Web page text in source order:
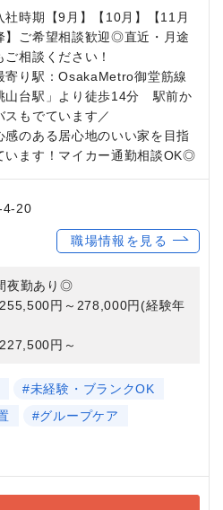
時期【9月】【10月】【11月
】ご希望相談歓迎◎直近・月途
ご相談ください！
寄り駅：OsakaMetro御堂筋線
山台駅」より徒歩14分 駅前か
スもでています／
感のある居心地のいい家を目指
います！マイカー通勤相談OK◎
4-20
職場情報を見る
夜勤あり◎
円～278,000円(経験年
円～
#未経験・ブランクOK
#グループケア